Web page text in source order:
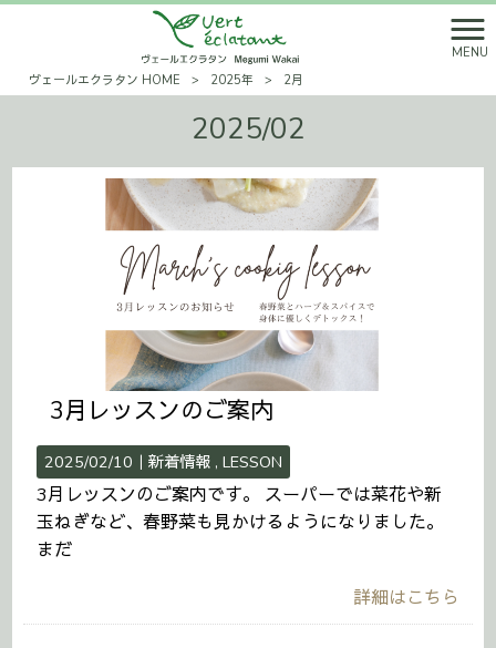
MENU
ヴェールエクラタン HOME
> 2025年 > 2月
2025/02
3月レッスンのご案内
2025/02/10｜新着情報 LESSON
3月レッスンのご案内です。 スーパーでは菜花や新
玉ねぎなど、春野菜も見かけるようになりました。
まだ
詳細はこちら